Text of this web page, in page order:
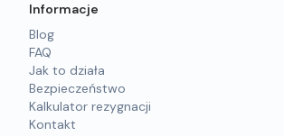
Informacje
Blog
FAQ
Jak to działa
Bezpieczeństwo
Kalkulator rezygnacji
Kontakt